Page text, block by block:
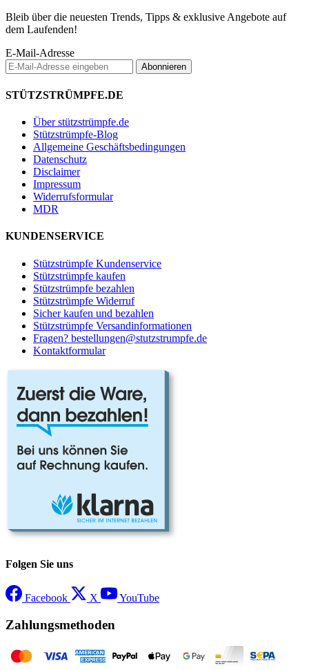
Bleib über die neuesten Trends, Tipps & exklusive Angebote auf
dem Laufenden!
E-Mail-Adresse
Abonnieren
STÜTZSTRÜMPFE.DE
Über stützstrümpfe.de
Stützstrümpfe-Blog
Allgemeine Geschäftsbedingungen
Datenschutz
Disclaimer
Impressum
Widerrufsformular
MDR
KUNDENSERVICE
Stützstrümpfe Kundenservice
Stützstrümpfe kaufen
Stützstrümpfe bezahlen
Stützstrümpfe Widerruf
Sicher kaufen und bezahlen
Stützstrümpfe Versandinformationen
Fragen? bestellungen@stutzstrumpfe.de
Kontaktformular
Folgen Sie uns
Facebook X YouTube
Zahlungsmethoden